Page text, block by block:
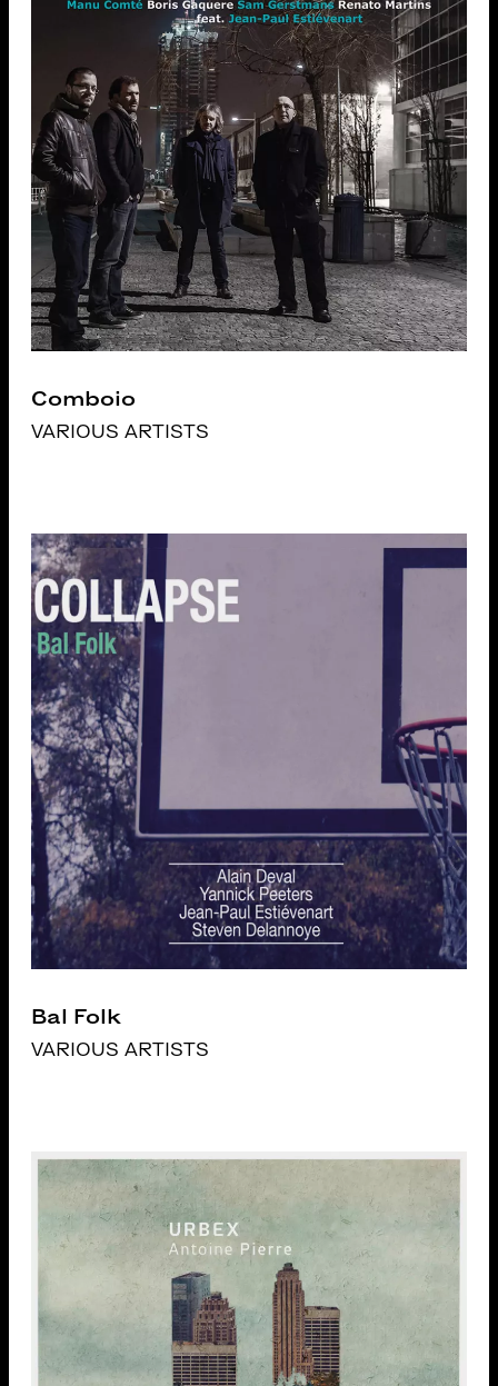
Comboio
VARIOUS ARTISTS
Bal Folk
VARIOUS ARTISTS